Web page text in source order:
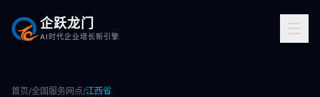
企跃龙门
AI时代企业增长新引擎
首页/全国服务网点/江西省